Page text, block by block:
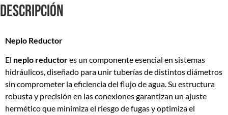
Descripción
Neplo Reductor
El neplo reductores un componente esencial en sistemas
hidráulicos, diseñado para unir tuberías de distintos diámetros
sin comprometer la eficiencia del flujo de agua. Su estructura
robusta y precisión en las conexiones garantizan un ajuste
hermético que minimiza el riesgo de fugas y optimiza el